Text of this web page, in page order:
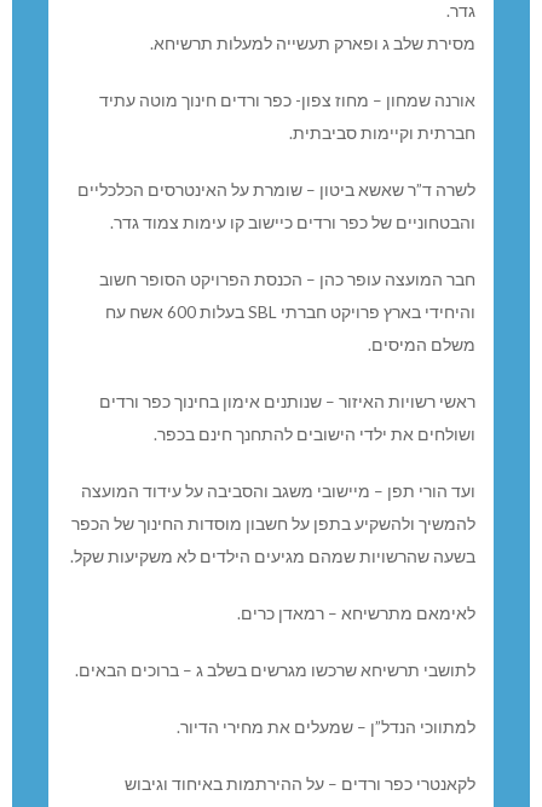
גדר.
מסירת שלב ג ופארק תעשייה למעלות תרשיחא.
אורנה שמחון – מחוז צפון- כפר ורדים חינוך מוטה עתיד
חברתית וקיימות סביבתית.
לשרה ד”ר שאשא ביטון – שומרת על האינטרסים הכלכליים
והבטחוניים של כפר ורדים כיישוב קו עימות צמוד גדר.
חבר המועצה עופר כהן – הכנסת הפרויקט הסופר חשוב
והיחידי בארץ פרויקט חברתי SBL בעלות 600 אשח עח
משלם המיסים.
ראשי רשויות האיזור – שנותנים אימון בחינוך כפר ורדים
ושולחים את ילדי הישובים להתחנך חינם בכפר.
ועד הורי תפן – מיישובי משגב והסביבה על עידוד המועצה
להמשיך ולהשקיע בתפן על חשבון מוסדות החינוך של הכפר
בשעה שהרשויות שמהם מגיעים הילדים לא משקיעות שקל.
לאימאם מתרשיחא – רמאדן כרים.
לתושבי תרשיחא שרכשו מגרשים בשלב ג – ברוכים הבאים.
למתווכי הנדל”ן – שמעלים את מחירי הדיור.
לקאנטרי כפר ורדים – על ההירתמות באיחוד וגיבוש